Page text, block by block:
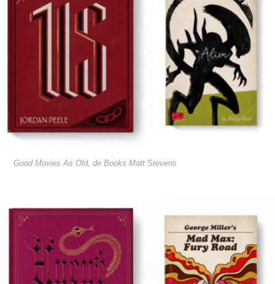
Good Movies As Old, de Books Matt Stevens